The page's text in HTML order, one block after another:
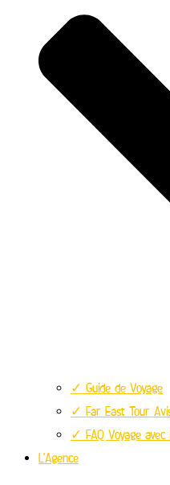
✓ Guide de Voyage
✓ Far East Tour
✓ FAQ Voyage avec
L’Agence